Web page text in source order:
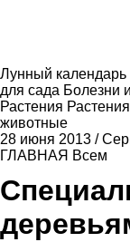
Лунный календарь
для сада Болезни
Растения Растения
животные
28 июня 2013 /
ГЛАВНАЯ Всем